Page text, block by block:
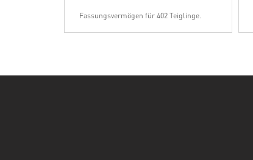
Fassungsvermögen für 402 Teiglinge.